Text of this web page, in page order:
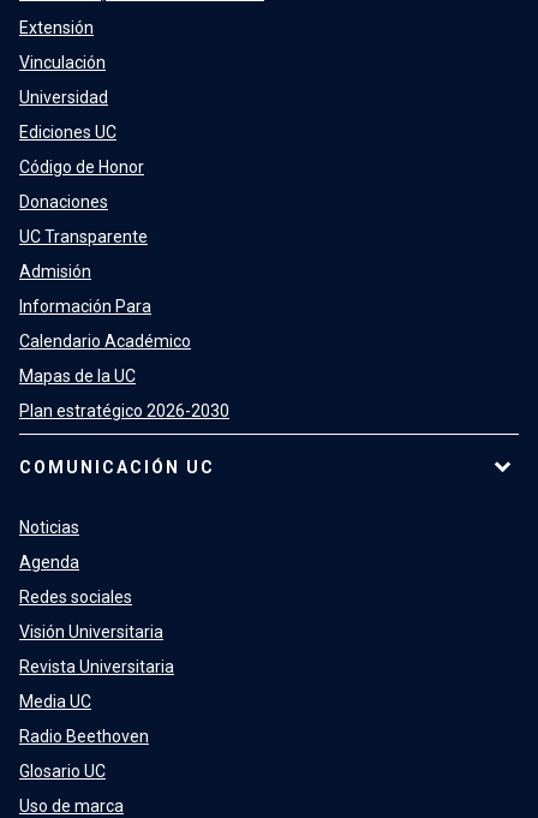
Extensión
Vinculación
Universidad
Ediciones UC
Código de Honor
Donaciones
UC Transparente
Admisión
Información Para
Calendario Académico
Mapas de la UC
Plan estratégico 2026-2030
COMUNICACIÓN UC
Noticias
Agenda
Redes sociales
Visión Universitaria
Revista Universitaria
Media UC
Radio Beethoven
Glosario UC
Uso de marca